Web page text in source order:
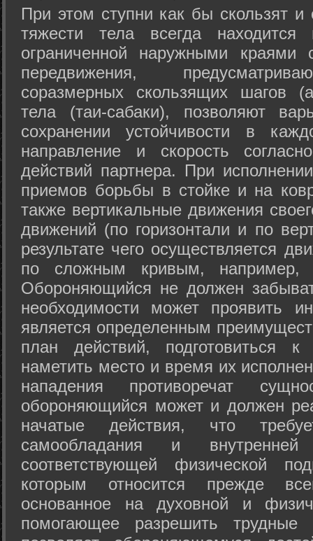
При этом ступни как бы скользят
тяжести тела всегда
ограниченной наружными краями
передвижения,
соразмерных скользящих шагов
тела (таи-сабаки), позволяют
сохранении устойчивости в
направление и скорость
действий партнера. При
приемов борьбы в стойке и на
также вертикальные движения
движений (по горизонтали и по
результате чего осуществляется
по сложным кривым, например,
Обороняющийся не должен
необходимости может проявить
является определенным
план действий, подготовиться
наметить место и время их
нападения противоречат
обороняющийся может и должен
начатые действия, что
самообладания и
соответствующей физической
которым относится прежде
основанное на духовной и
помогающее разрешить